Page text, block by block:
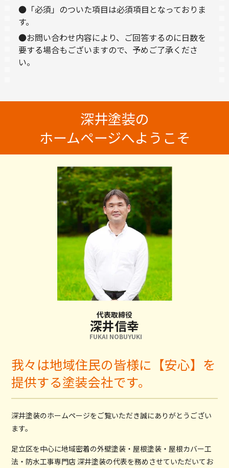
●「必須」のついた項目は必須項目となっておりま
す。
●お問い合わせ内容により、ご回答するのに日数を
要する場合もございますので、予めご了承くださ
い。
深井塗装の
ホームページへようこそ
代表取締役
深井信幸
FUKAI NOBUYUKI
我々は地域住民の皆様に【安心】を
提供する塗装会社です。
深井塗装のホームページをご覧いただき誠にありがとうござい
ます。
足立区を中心に地域密着の外壁塗装・屋根塗装・屋根カバー工
法・防水工事専門店 深井塗装の代表を務めさせていただいてお